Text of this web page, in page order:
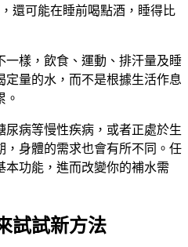
還可能在睡前喝點酒，睡得比
一樣，飲食、運動、排汗量及睡
定量的水，而不是根據生活作息
。
尿病等慢性疾病，或者正處於生
，身體的需求也會有所不同。任
功能，進而改變你的補水需
試試新方法